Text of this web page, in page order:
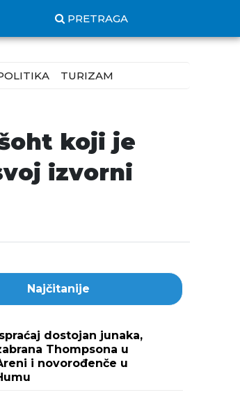
PRETRAGA
TURIZAM
šoht koji je
izvorni
Najčitanije
dostojan junaka,
Thompsona u
i novorođenče u